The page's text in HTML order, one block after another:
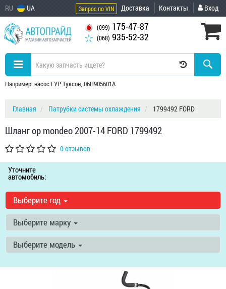
RU UA Запрос по VIN Доставка Контакты Вход
(099) 175-47-87
(068) 935-52-32
Например: насос ГУР Туксон, 06H905601A
Главная Патрубки системы охлаждения 1799492 FORD
Шланг оp mondeo 2007-14 FORD 1799492
0 отзывов
Уточните
автомобиль:
Выберите год
Выберите марку
Выберите модель